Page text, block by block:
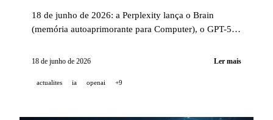
18 de junho de 2026: a Perplexity lança o Brain
(memória autoaprimorante para Computer), o GPT-5.5
utilizadores gratuitos, o o3 contribui para 18
lança o AgentBase em preview.
18 de junho de 2026 Ler mais
actualites ia openai +9